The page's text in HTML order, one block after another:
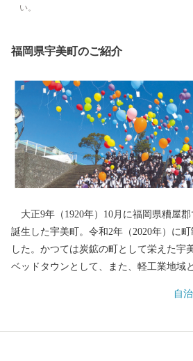
い。
福岡県宇美町のご紹介
大正9年（1920年）10月に福岡県糟屋
誕生した宇美町。令和2年（2020年）に
した。かつては炭鉱の町として栄えた宇
ベッドタウンとして、また、軽工業地域
代山城大野城跡などの歴史的・文化的資
自